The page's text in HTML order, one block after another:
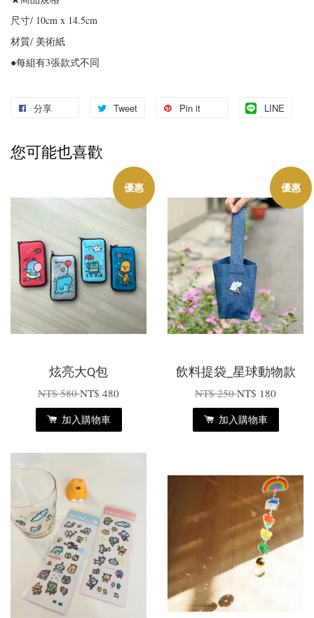
尺寸/ 10cm x 14.5cm
材質/ 美術紙
●每組有3張款式不同
分享 Tweet Pin it LINE
您可能也喜歡
優惠
炫亮大Q包
NT$ 580NT$ 480
加入購物車
優惠
飲料提袋_星球動物款
NT$ 250NT$ 180
加入購物車